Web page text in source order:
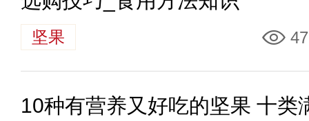
坚果
10种有营养又好吃的坚果 十类